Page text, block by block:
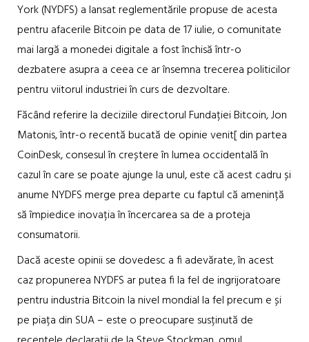
York (NYDFS) a lansat reglementările propuse de acesta
pentru afacerile Bitcoin pe data de 17 iulie, o comunitate
mai largă a monedei digitale a fost închisă într-o
dezbatere asupra a ceea ce ar însemna trecerea politicilor
pentru viitorul industriei în curs de dezvoltare.
Făcând referire la deciziile directorul Fundației Bitcoin, Jon
Matonis, într-o recentă bucată de opinie venit[ din partea
CoinDesk, consesul în creștere în lumea occidentală în
cazul în care se poate ajunge la unul, este că acest cadru și
anume NYDFS merge prea departe cu faptul că amenință
să împiedice inovația în încercarea sa de a proteja
consumatorii.
Dacă aceste opinii se dovedesc a fi adevărate, în acest
caz propunerea NYDFS ar putea fi la fel de ingrijoratoare
pentru industria Bitcoin la nivel mondial la fel precum e și
pe piața din SUA – este o preocupare susținută de